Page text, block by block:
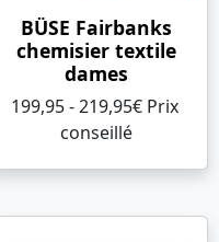
BÜSE Fairbanks
chemisier textile
dames
199,95 - 219,95€ Prix ​​
conseillé